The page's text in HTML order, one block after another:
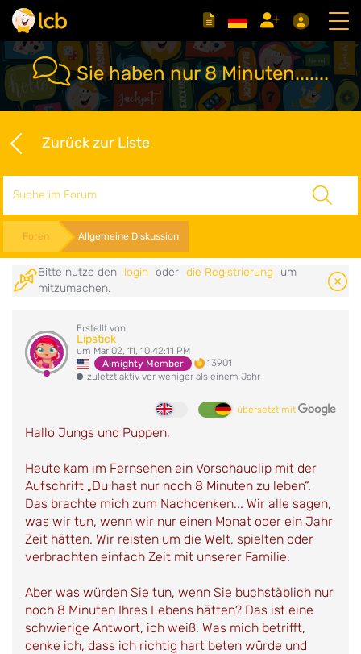
Sie haben nur 8 Minuten.......
Zurück zur Liste
Foren Allgemeine Diskussion
Bitte nutze den login oder die Registrierung
um
mitzumachen.
Erstellt von
Lipstick
um Mar 02, 11, 10:42:11 PM
Almighty Member
13901
zuletzt aktiv vor weniger als einem Jahr
übersetzt mit
Hallo Jungs und Puppen,
Heute kam im Fernsehen ein Vorschauclip mit der
Aufschrift „Du hast nur noch 8 Minuten zu leben“.
Das brachte mich zum Nachdenken... Wir alle sagen,
was wir tun, wenn wir nur einen Monat oder ein Jahr
Zeit hätten. Wir reisten um die Welt, spielten oder
verbrachten einfach Zeit mit unserer Familie.
Aber was würden Sie tun, wenn Sie buchstäblich nur
noch 8 Minuten Ihres Lebens hätten? Das ist eine
schwierige Antwort, ich weiß. Was mich betrifft,
denke ich, dass ich richtig hart beten würde und